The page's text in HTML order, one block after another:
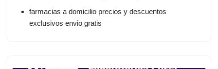
farmacias a domicilio precios y descuentos
exclusivos envio gratis